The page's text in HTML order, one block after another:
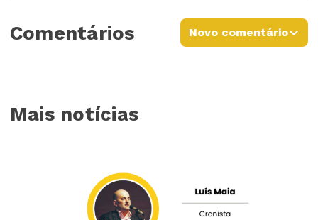
Comentários Novo comentário
Mais notícias